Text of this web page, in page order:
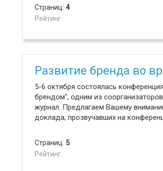
Страниц: 4
Рейтинг:
Развитие бренда во
5-6 октября состоялась
брендом", одним из
журнал. Предлагаем Вашему
доклада, прозвучавших на
Страниц: 5
Рейтинг: